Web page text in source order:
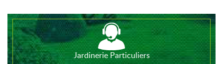
Jardinerie Particuliers